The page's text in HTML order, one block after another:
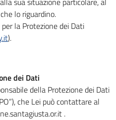
lo riguardino.
la Protezione dei Dati
).
dei Dati
della Protezione dei Dati
che Lei può contattare al
.